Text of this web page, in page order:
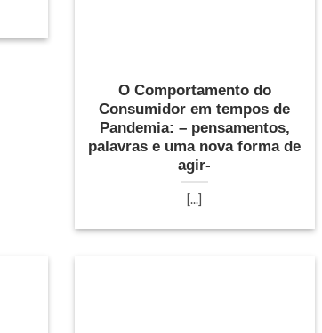
O Comportamento do
Consumidor em tempos de
Pandemia: – pensamentos,
palavras e uma nova forma de
agir-
[...]